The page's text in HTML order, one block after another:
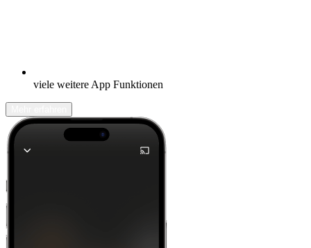
viele weitere App Funktionen